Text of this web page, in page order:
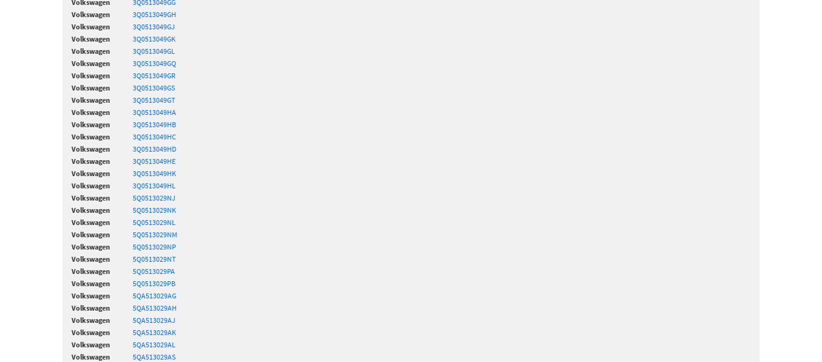
Volkswagen
3Q0513049GG
Volkswagen
3Q0513049GH
Volkswagen
3Q0513049GJ
Volkswagen
3Q0513049GK
Volkswagen
3Q0513049GL
Volkswagen
3Q0513049GQ
Volkswagen
3Q0513049GR
Volkswagen
3Q0513049GS
Volkswagen
3Q0513049GT
Volkswagen
3Q0513049HA
Volkswagen
3Q0513049HB
Volkswagen
3Q0513049HC
Volkswagen
3Q0513049HD
Volkswagen
3Q0513049HE
Volkswagen
3Q0513049HK
Volkswagen
3Q0513049HL
Volkswagen
5Q0513029NJ
Volkswagen
5Q0513029NK
Volkswagen
5Q0513029NL
Volkswagen
5Q0513029NM
Volkswagen
5Q0513029NP
Volkswagen
5Q0513029NT
Volkswagen
5Q0513029PA
Volkswagen
5Q0513029PB
Volkswagen
5QA513029AG
Volkswagen
5QA513029AH
Volkswagen
5QA513029AJ
Volkswagen
5QA513029AK
Volkswagen
5QA513029AL
Volkswagen
5QA513029AS